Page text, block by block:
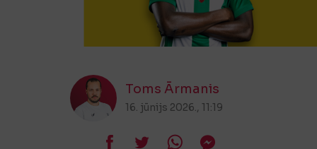
Toms Ārmanis
16. jūnijs 2026., 11:19